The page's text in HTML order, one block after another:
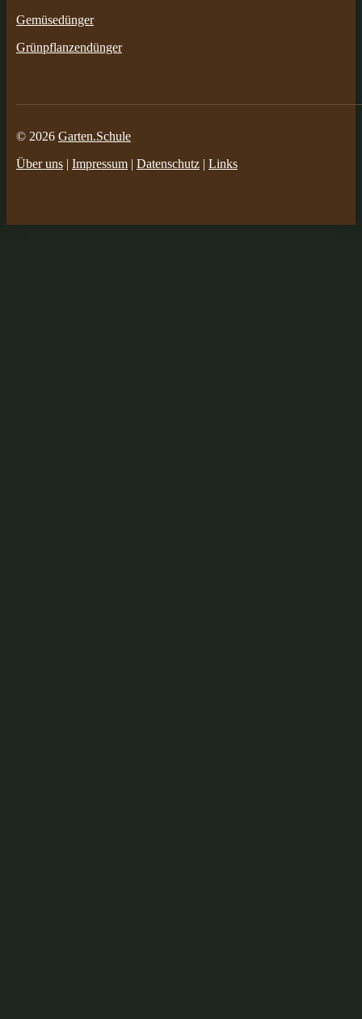
Gemüsedünger
Grünpflanzendünger
© 2026 Garten.Schule
Über uns | Impressum | Datenschutz | Links